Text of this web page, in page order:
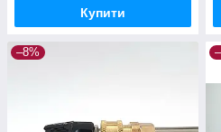
Купити
–8%